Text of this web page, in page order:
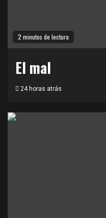
2 minutos de lectura
El mal
24 horas atrás